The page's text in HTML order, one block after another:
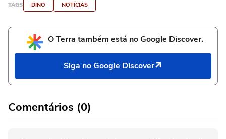
TAGS DINO NOTÍCIAS
O Terra também está no Google Discover.
Siga no Google Discover
Comentários (0)